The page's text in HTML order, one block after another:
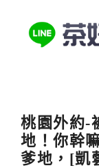
桃園外約-
地！你幹
爹地，[凱